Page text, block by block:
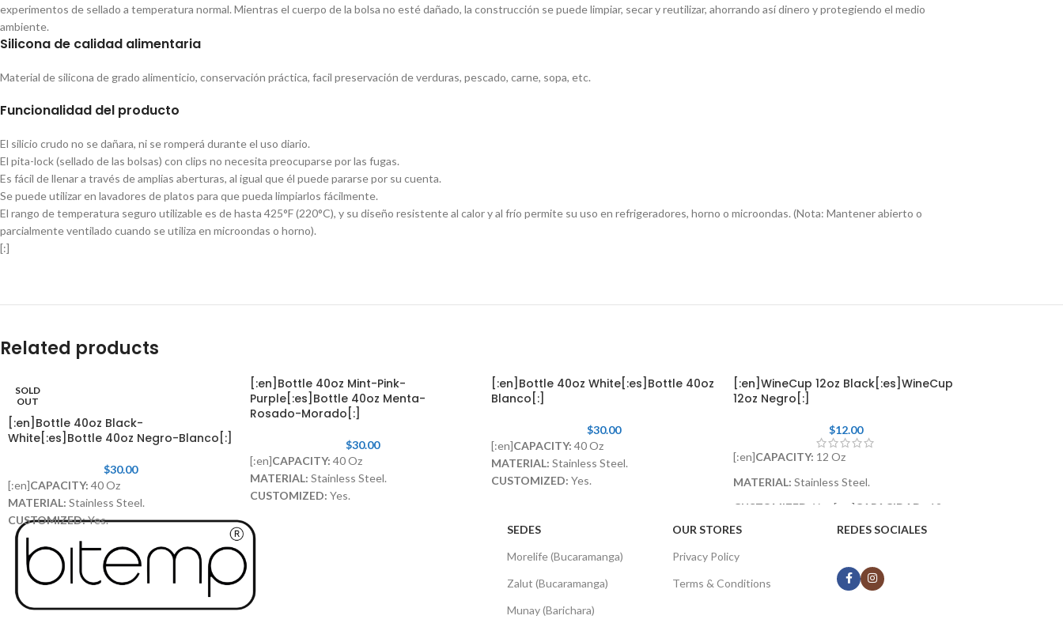
experimentos de sellado a temperatura normal. Mientras el cuerpo de la bolsa no esté dañado, la construcción se puede limpiar, secar y reutilizar, ahorrando así dinero y protegiendo el medio
ambiente.
Silicona de calidad alimentaria
Material de silicona de grado alimenticio, conservación práctica, facil preservación de verduras, pescado, carne, sopa, etc.
Funcionalidad del producto
El silicio crudo no se dañara, ni se romperá durante el uso diario.
El pita-lock (sellado de las bolsas) con clips no necesita preocuparse por las fugas.
Es fácil de llenar a través de amplias aberturas, al igual que él puede pararse por su cuenta.
Se puede utilizar en lavadores de platos para que pueda limpiarlos fácilmente.
El rango de temperatura seguro utilizable es de hasta 425°F (220°C), y su diseño resistente al calor y al frío permite su uso en refrigeradores, horno o microondas. (Nota: Mantener abierto o
parcialmente ventilado cuando se utiliza en microondas o horno).
[:]
Related products
SOLD
OUT
[:en]Bottle 40oz Black-
White[:es]Bottle 40oz Negro-Blanco[:]
$30.00
[:en]CAPACITY: 40 Oz
MATERIAL: Stainless Steel.
CUSTOMIZED:Yes.
LID WITH STRAW:
[:en]Bottle 40oz Mint-Pink-
Purple[:es]Bottle 40oz Menta-
Rosado-Morado[:]
$30.00
[:en]CAPACITY: 40 Oz
MATERIAL: Stainless Steel.
CUSTOMIZED: Yes.
[:en]Bottle 40oz White[:es]Bottle 40oz
Blanco[:]
$30.00
[:en]CAPACITY: 40 Oz
MATERIAL: Stainless Steel.
CUSTOMIZED: Yes.
[:en]WineCup 12oz Black[:es]WineCup
12oz Negro[:]
$12.00
[:en]CAPACITY: 12 Oz
MATERIAL: Stainless Steel.
CUSTOMIZED: Yes.[:es] CAPACIDAD :
12 oz.
MATERIAL:
Acero Inoxidable y Silicona
SEDES
Morelife (Bucaramanga)
Zalut (Bucaramanga)
Munay (Barichara)
OUR STORES
Privacy Policy
Terms & Conditions
REDES SOCIALES